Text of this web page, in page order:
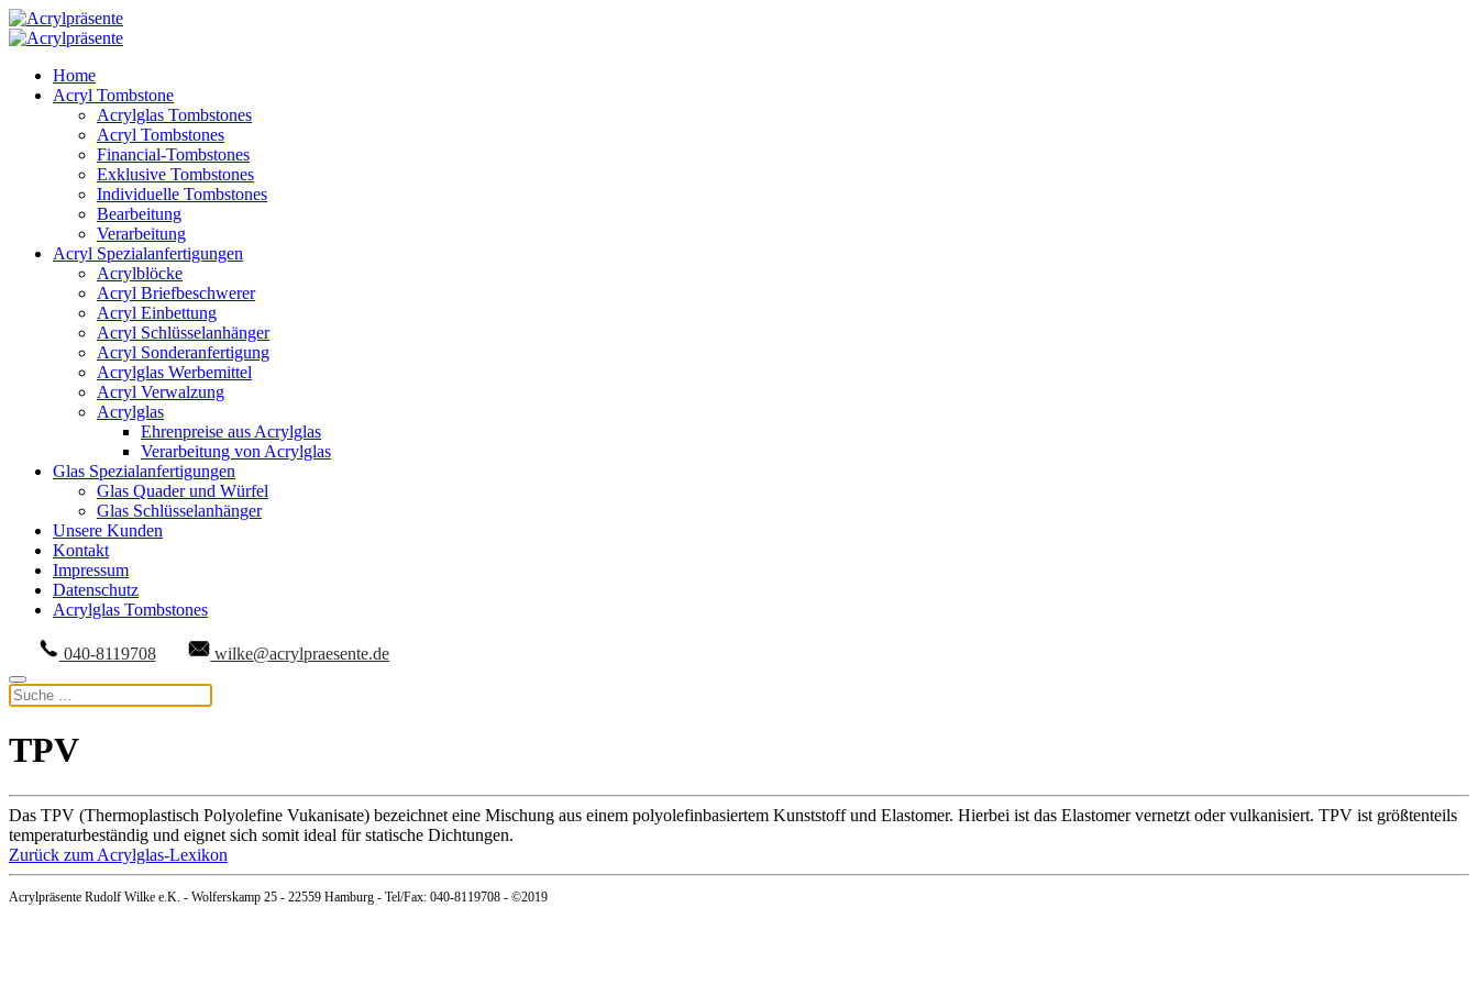
Home
Acryl Tombstone
Acrylglas Tombstones
Acryl Tombstones
Financial-Tombstones
Exklusive Tombstones
Individuelle Tombstones
Bearbeitung
Verarbeitung
Acryl Spezialanfertigungen
Acrylblöcke
Acryl Briefbeschwerer
Acryl Einbettung
Acryl Schlüsselanhänger
Acryl Sonderanfertigung
Acrylglas Werbemittel
Acryl Verwalzung
Acrylglas
Ehrenpreise aus Acrylglas
Verarbeitung von Acrylglas
Glas Spezialanfertigungen
Glas Quader und Würfel
Glas Schlüsselanhänger
Unsere Kunden
Kontakt
Impressum
Datenschutz
Acrylglas Tombstones
040-8119708 wilke@acrylpraesente.de
TPV
Das TPV (Thermoplastisch Polyolefine Vukanisate) bezeichnet eine Mischung aus einem polyolefinbasiertem Kunststoff und Elastomer. Hierbei ist das Elastomer vernetzt oder vulkanisiert. TPV ist größtenteils
temperaturbeständig und eignet sich somit ideal für statische Dichtungen.
Zurück zum Acrylglas-Lexikon
Acrylpräsente Rudolf Wilke e.K. - Wolferskamp 25 - 22559 Hamburg - Tel/Fax: 040-8119708 - ©2019